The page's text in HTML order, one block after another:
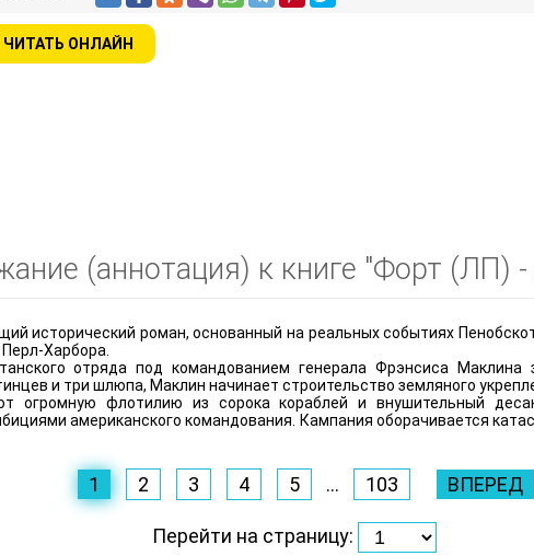
ЧИТАТЬ ОНЛАЙН
(аннотация) к книге "Форт (ЛП)
исторический роман, основанный на реальных событиях
Харбора.
отряда под командованием генерала Фрэнсиса
и три шлюпа, Маклин начинает строительство земляного
огромную флотилию из сорока кораблей и внушительный
американского командования. Кампания оборачивается
1 2 3 4 5 ... 103 ВПЕРЕД
Перейти на страницу: